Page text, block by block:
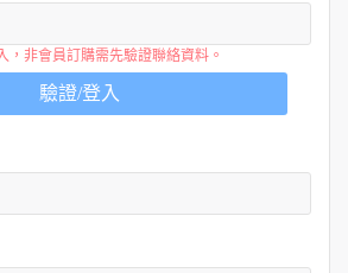
，非會員訂購需先驗證聯絡資料。
驗證/登入